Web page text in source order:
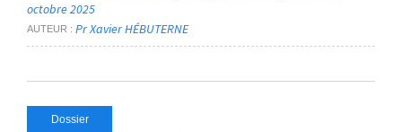
octobre 2025
AUTEUR Pr Xavier HÉBUTERNE
Dossier